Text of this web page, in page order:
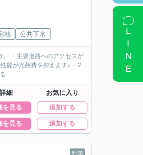
地 公共下水
。 ・主要道路へのアクセスが
能が光熱費を抑えます♪ ・2
詳細 お気に入り
を見る 追加する
を見る 追加する
新築
LINE